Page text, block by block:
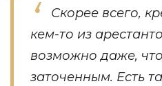
Скорее всего,
кем-то из
возможно даже,
заточенным. Есть